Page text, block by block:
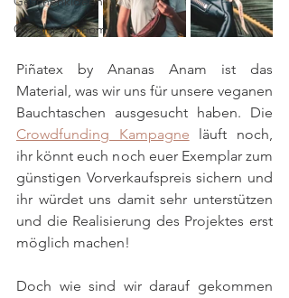
Circular Economy
Piñatex by Ananas Anam ist das
Material, was wir uns für unsere veganen
Crowdfunding Kampagne läuft noch,
ihr könnt euch noch euer Exemplar zum
günstigen Vorverkaufspreis sichern und
ihr würdet uns damit sehr unterstützen
und die Realisierung des Projektes erst
möglich machen!
Doch wie sind wir darauf gekommen